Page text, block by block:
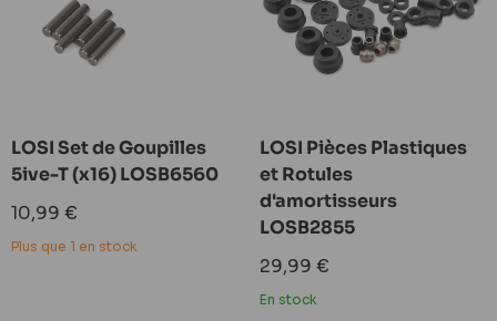
LOSI Set de Goupilles
5ive-T (x16) LOSB6560
Prix
réduit
10,99 €
Plus que 1 en stock
LOSI Pièces Plastiques
et Rotules
d'amortisseurs
LOSB2855
Prix
réduit
29,99 €
En stock